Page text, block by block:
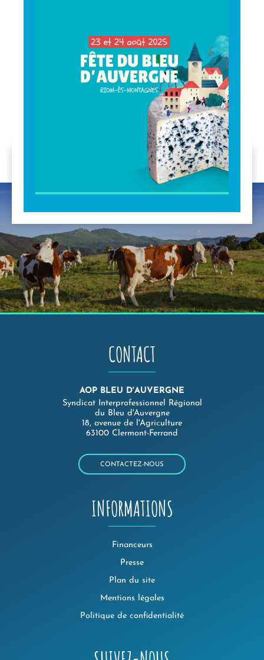
CONTACT
AOP BLEU D'AUVERGNE
Syndicat Interprofessionnel Régional
du Bleu d'Auvergne
18, avenue de l'Agriculture
63100 Clermont-Ferrand
CONTACTEZ-NOUS
INFORMATIONS
Financeurs
Presse
Plan du site
Mentions légales
Politique de confidentialité